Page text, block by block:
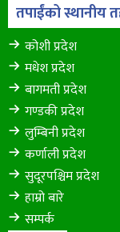
तपाईंको स्थानीय
कोशी प्रदेश
मधेश प्रदेश
बागमती प्रदेश
गण्डकी प्रदेश
लुम्बिनी प्रदेश
कर्णाली प्रदेश
सुदूरपश्चिम प्रदेश
हाम्रो बारे
सम्पर्क